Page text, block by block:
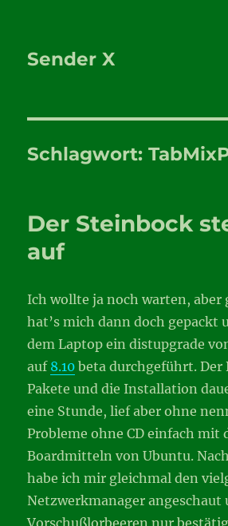
Sender X
Schlagwort:
Der Steinbock
auf
Ich wollte ja noch warten, aber
hat’s mich dann doch gepackt
dem Laptop ein distupgrade
auf 8.10 beta durchgeführt. Der
Pakete und die Installation
eine Stunde, lief aber ohne
Probleme ohne CD einfach mit
Boardmitteln von Ubuntu.
habe ich mir gleichmal den
Netzwerkmanager angeschaut
Vorschußlorbeeren nur